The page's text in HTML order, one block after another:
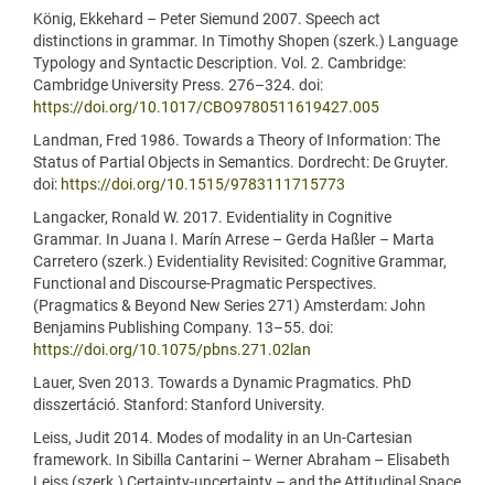
König, Ekkehard – Peter Siemund 2007. Speech act
distinctions in grammar. In Timothy Shopen (szerk.) Language
Typology and Syntactic Description. Vol. 2. Cambridge:
Cambridge University Press. 276–324. doi:
https://doi.org/10.1017/CBO9780511619427.005
Landman, Fred 1986. Towards a Theory of Information: The
Status of Partial Objects in Semantics. Dordrecht: De Gruyter.
doi: https://doi.org/10.1515/9783111715773
Langacker, Ronald W. 2017. Evidentiality in Cognitive
Grammar. In Juana I. Marín Arrese – Gerda Haßler – Marta
Carretero (szerk.) Evidentiality Revisited: Cognitive Grammar,
Functional and Discourse-Pragmatic Perspectives.
(Pragmatics & Beyond New Series 271) Amsterdam: John
Benjamins Publishing Company. 13–55. doi:
https://doi.org/10.1075/pbns.271.02lan
Lauer, Sven 2013. Towards a Dynamic Pragmatics. PhD
disszertáció. Stanford: Stanford University.
Leiss, Judit 2014. Modes of modality in an Un-Cartesian
framework. In Sibilla Cantarini – Werner Abraham – Elisabeth